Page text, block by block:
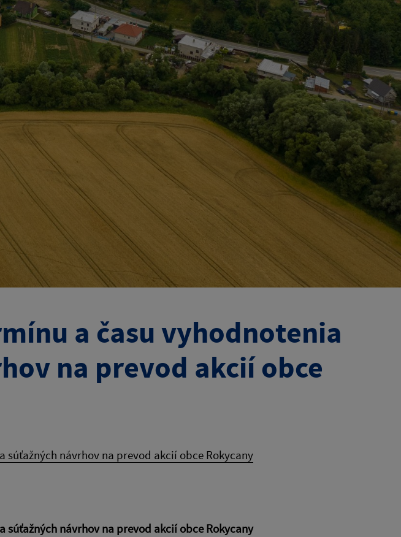
a času vyhodnotenia
na prevod akcií obce
súťažných návrhov na prevod akcií obce Rokycany
súťažných návrhov na prevod akcií obce Rokycany